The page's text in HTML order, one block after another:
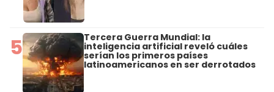
5 Tercera Guerra Mundial: la
inteligencia artificial reveló cuáles
serían los primeros países
latinoamericanos en ser derrotados